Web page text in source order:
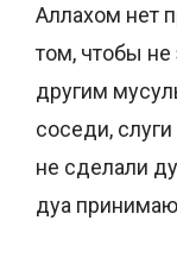
Аллахом нет
том, чтобы не
другим
соседи,
не сделали
дуа